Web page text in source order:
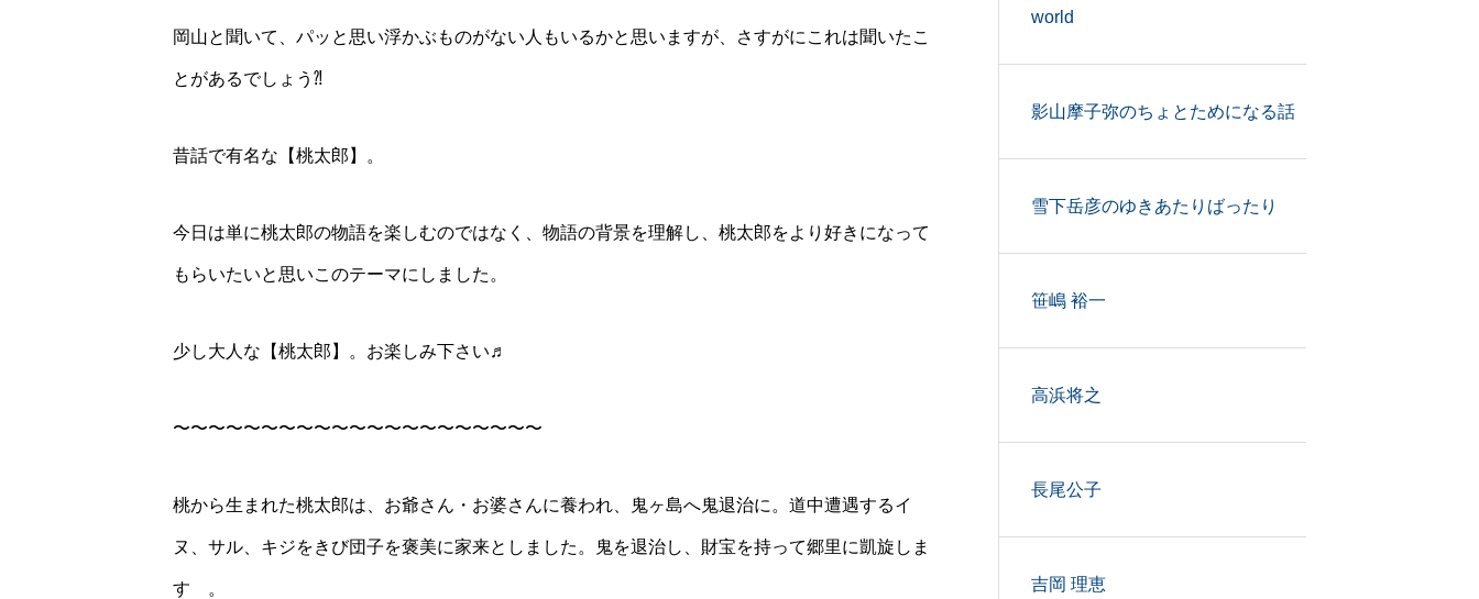
岡山と聞いて、パッと思い浮かぶものがない人もいるかと思いますが、さすがにこれは聞いたこ
とがあるでしょう⁈
昔話で有名な【桃太郎】。
今日は単に桃太郎の物語を楽しむのではなく、物語の背景を理解し、桃太郎をより好きになって
もらいたいと思いこのテーマにしました。
少し大人な【桃太郎】。お楽しみ下さい♬
〜〜〜〜〜〜〜〜〜〜〜〜〜〜〜〜〜〜〜〜〜
桃から生まれた桃太郎は、お爺さん・お婆さんに養われ、鬼ヶ島へ鬼退治に。道中遭遇するイ
ヌ、サル、キジをきび団子を褒美に家来としました。鬼を退治し、財宝を持って郷里に凱旋しま
す 。
world
影山摩子弥のちょとためになる話
雪下岳彦のゆきあたりばったり
笹嶋 裕一
高浜将之
長尾公子
吉岡 理恵